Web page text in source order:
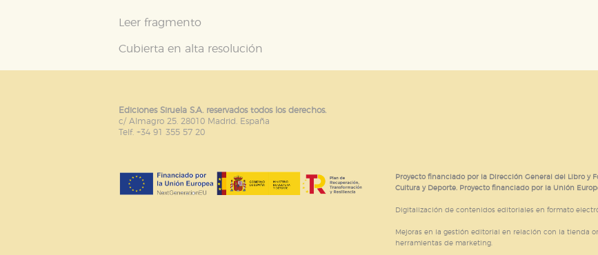
Leer fragmento
Cubierta en alta resolución
Ediciones Siruela S.A. reservados todos los derechos.
c/ Almagro 25. 28010 Madrid. España
Telf. +34 91 355 57 20
Proyecto financiado por la Dirección General del Libro y
Cultura y Deporte. Proyecto financiado por la Unión
Digitalización de contenidos editoriales en formato
Mejoras en la gestión editorial en relación con la tienda
herramientas de marketing.
Puede consultar nuestra